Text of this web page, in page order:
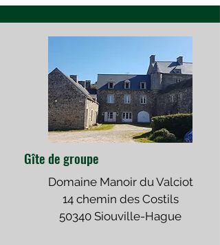
Gîte de groupe
Domaine Manoir du Valciot
14 chemin des Costils
50340 Siouville-Hague